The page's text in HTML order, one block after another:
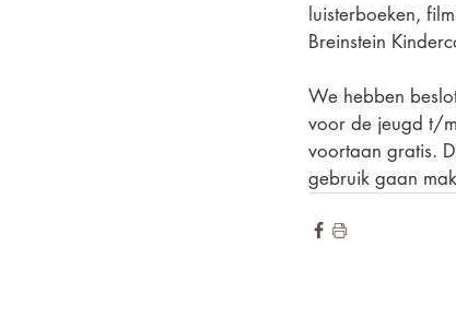
luisterboeken,
Breinstein
We hebben
voor de jeugd t/
voortaan gratis.
gebruik gaan